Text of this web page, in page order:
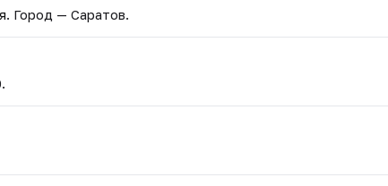
. Город — Саратов.